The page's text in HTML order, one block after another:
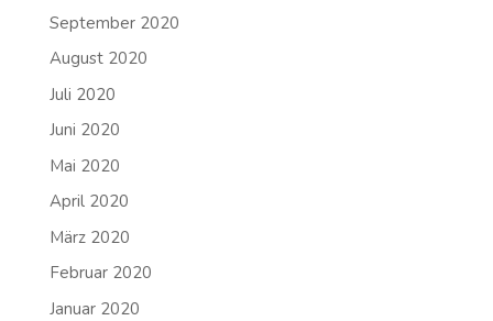
September 2020
August 2020
Juli 2020
Juni 2020
Mai 2020
April 2020
März 2020
Februar 2020
Januar 2020